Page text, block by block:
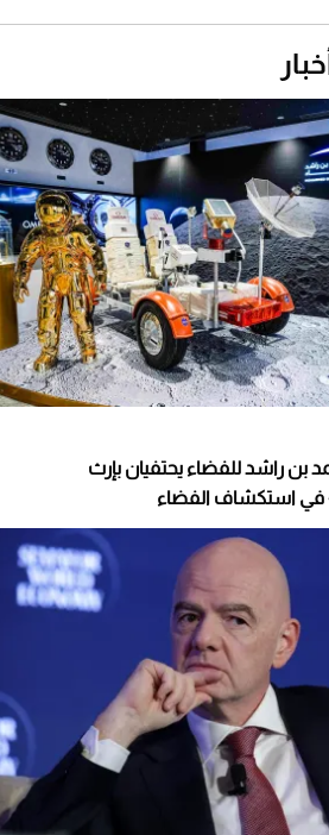
بن راشد للفضاء يحتفيان بإرث